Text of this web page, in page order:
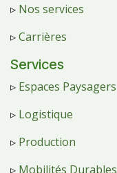
▹ Nos services
▹Carrières
Services
▹ Espaces Paysagers
▹ Logistique
▹ Production
▹ Mobilités Durables